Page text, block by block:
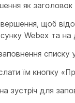
як заголовок
щоб
Webex та
списку
їм кнопку
зустріч для